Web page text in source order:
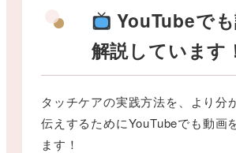
YouTubeでも
解説しています
タッチケアの実践方法を、より分
伝えするためにYouTubeでも動画
ます！